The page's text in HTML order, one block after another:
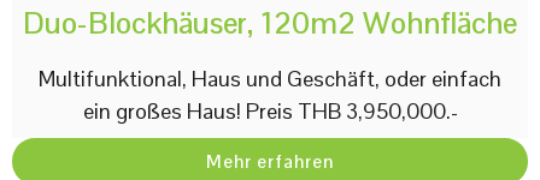
Duo-Blockhäuser, 120m2 Wohnfläche
Multifunktional, Haus und Geschäft, oder einfach
ein großes Haus! Preis THB 3,950,000.-
Mehr erfahren